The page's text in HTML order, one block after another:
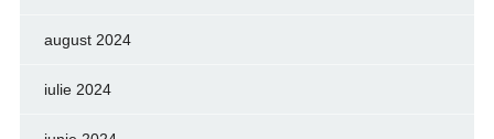
august 2024
iulie 2024